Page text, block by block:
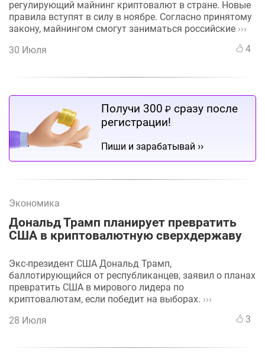
регулирующий майнинг криптовалют в стране. Новые
правила вступят в силу в ноябре. Согласно принятому
закону, майнингом смогут заниматься российские ›››
30 Июля
4
Получи 300 ₽ сразу после
регистрации!
Пиши и зарабатывай ››
Экономика
Дональд Трамп планирует превратить
США в криптовалютную сверхдержаву
Экс-президент США Дональд Трамп,
баллотирующийся от республиканцев, заявил о планах
превратить США в мирового лидера по
криптовалютам, если победит на выборах. ›››
28 Июля
3